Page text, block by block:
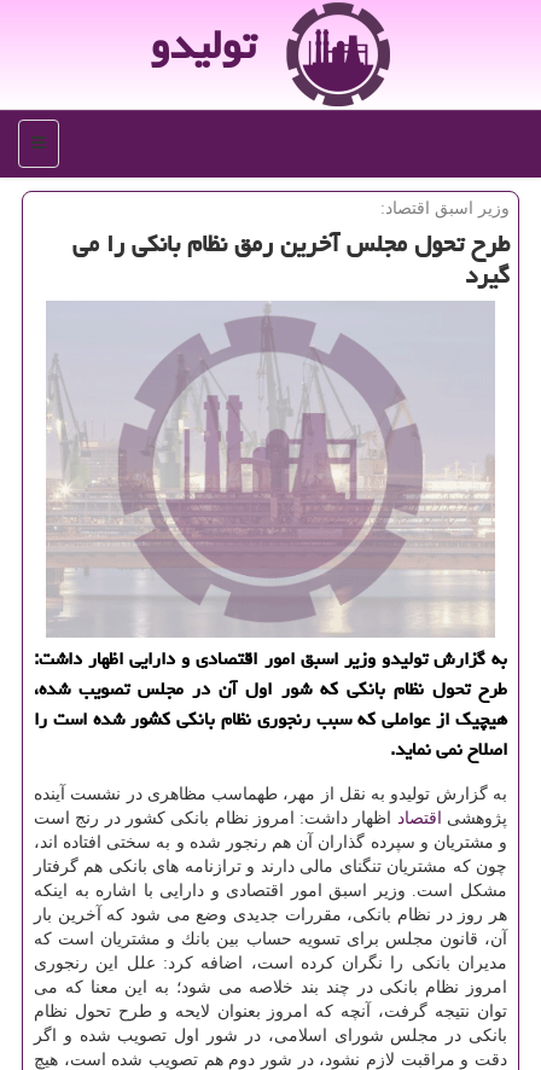
تولیدو
منو
وزیر اسبق اقتصاد:
طرح تحول مجلس آخرین رمق نظام بانكی را می
گیرد
به گزارش تولیدو وزیر اسبق امور اقتصادی و دارایی اظهار داشت:
طرح تحول نظام بانكی كه شور اول آن در مجلس تصویب شده،
هیچیك از عواملی كه سبب رنجوری نظام بانكی كشور شده است را
اصلاح نمی نماید.
به گزارش تولیدو به نقل از مهر، طهماسب مظاهری در نشست آینده
پژوهشی
اقتصاد اظهار داشت: امروز نظام بانكی كشور در رنج است
و مشتریان و سپرده گذاران آن هم رنجور شده و به سختی افتاده اند،
چون كه مشتریان تنگنای مالی دارند و ترازنامه های بانكی هم گرفتار
مشكل است. وزیر اسبق امور اقتصادی و دارایی با اشاره به اینكه
هر روز در نظام بانكی، مقررات جدیدی وضع می شود كه آخرین بار
آن، قانون مجلس برای تسویه حساب بین بانك و مشتریان است كه
مدیران بانكی را نگران كرده است، اضافه كرد: علل این رنجوری
امروز نظام بانكی در چند بند خلاصه می شود؛ به این معنا كه می
توان نتیجه گرفت، آنچه كه امروز بعنوان لایحه و طرح تحول نظام
بانكی در مجلس شورای اسلامی، در شور اول تصویب شده و اگر
دقت و مراقبت لازم نشود، در شور دوم هم تصویب شده است، هیچ